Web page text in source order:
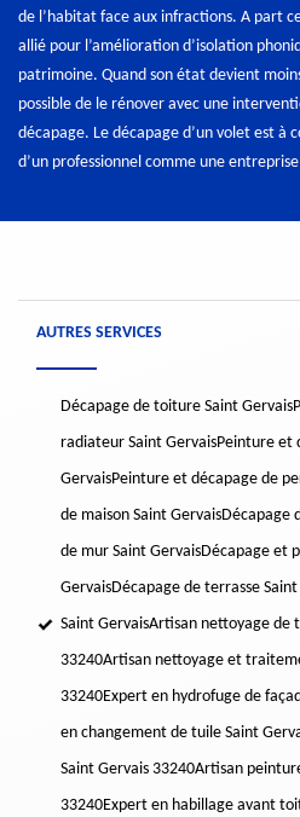
de l’habitat face aux infractions. A part
allié pour l’amélioration d’isolation
patrimoine. Quand son état devient
possible de le rénover avec une
décapage. Le décapage d’un volet est
d’un professionnel comme une
AUTRES SERVICES
Décapage de toiture Saint Gervais
radiateur Saint GervaisPeinture et
GervaisPeinture et décapage de
de maison Saint GervaisDécapage
de mur Saint GervaisDécapage et
GervaisDécapage de terrasse
Saint GervaisArtisan nettoyage de
33240Artisan nettoyage et
33240Expert en hydrofuge de
en changement de tuile Saint
Saint Gervais 33240Artisan
33240Expert en habillage avant